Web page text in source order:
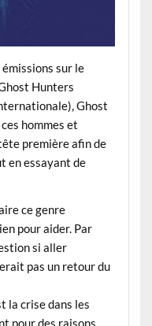
sur le
Hunters
Ghost
hommes et
première afin de
en essayant de
ce genre
pour aider. Par
si aller
pas un retour du
la crise dans les
pour des raisons